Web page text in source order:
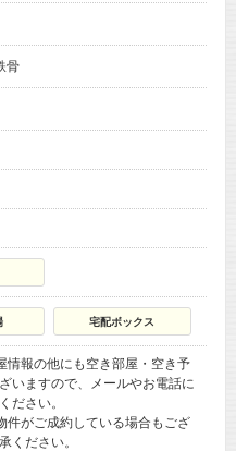
骨
宅配ボックス
情報の他にも空き部屋・空き予
いますので、メールやお電話に
ださい。
件がご成約している場合もござ
ください。